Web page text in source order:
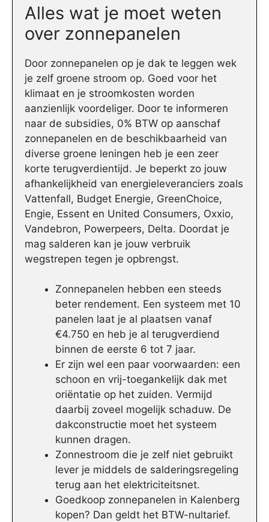
Alles wat je moet weten
over zonnepanelen
Door zonnepanelen op je dak te leggen wek
je zelf groene stroom op. Goed voor het
klimaat en je stroomkosten worden
aanzienlijk voordeliger. Door te informeren
naar de subsidies, 0% BTW op aanschaf
zonnepanelen en de beschikbaarheid van
diverse groene leningen heb je een zeer
korte terugverdientijd. Je beperkt zo jouw
afhankelijkheid van energieleveranciers zoals
Vattenfall, Budget Energie, GreenChoice,
Engie, Essent en United Consumers, Oxxio,
Vandebron, Powerpeers, Delta. Doordat je
mag salderen kan je jouw verbruik
wegstrepen tegen je opbrengst.
Zonnepanelen hebben een steeds
beter rendement. Een systeem met 10
panelen laat je al plaatsen vanaf
€4.750 en heb je al terugverdiend
binnen de eerste 6 tot 7 jaar.
Er zijn wel een paar voorwaarden: een
schoon en vrij-toegankelijk dak met
oriëntatie op het zuiden. Vermijd
daarbij zoveel mogelijk schaduw. De
dakconstructie moet het systeem
kunnen dragen.
Zonnestroom die je zelf niet gebruikt
lever je middels de salderingsregeling
terug aan het elektriciteitsnet.
Goedkoop zonnepanelen in Kalenberg
kopen? Dan geldt het BTW-nultarief.